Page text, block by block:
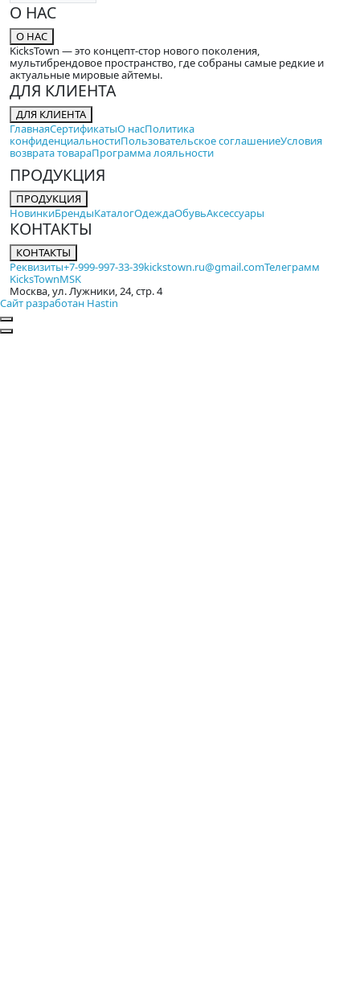
О НАС
О НАС
KicksTown — это концепт-стор нового поколения,
мультибрендовое пространство, где собраны самые редкие и
актуальные мировые айтемы.
ДЛЯ КЛИЕНТА
ДЛЯ КЛИЕНТА
ГлавнаяСертификатыО насПолитика
конфиденциальностиПользовательское соглашениеУсловия
возврата товараПрограмма лояльности
ПРОДУКЦИЯ
ПРОДУКЦИЯ
НовинкиБрендыКаталогОдеждаОбувьАксессуары
КОНТАКТЫ
КОНТАКТЫ
Реквизиты+7-999-997-33-39kickstown.ru@gmail.comТелеграмм
KicksTownMSK
Москва, ул. Лужники, 24, стр. 4
Сайт разработан Hastin